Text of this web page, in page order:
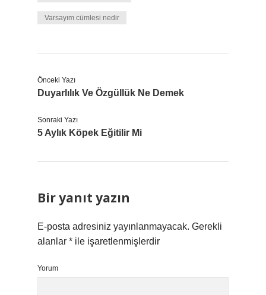
Varsayım cümlesi nedir
Önceki Yazı
Duyarlılık Ve Özgüllük Ne Demek
Sonraki Yazı
5 Aylık Köpek Eğitilir Mi
Bir yanıt yazın
E-posta adresiniz yayınlanmayacak. Gerekli
alanlar * ile işaretlenmişlerdir
Yorum